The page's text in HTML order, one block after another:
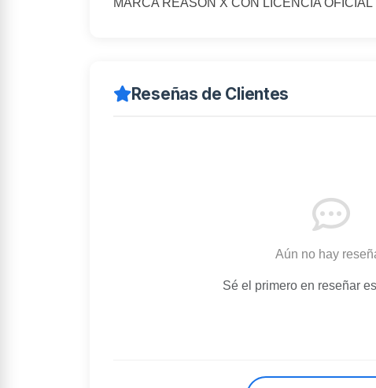
MARCA REASON X CON LICENCIA OFICIAL
Reseñas de Clientes
Aún no hay
Sé el primero en reseñar